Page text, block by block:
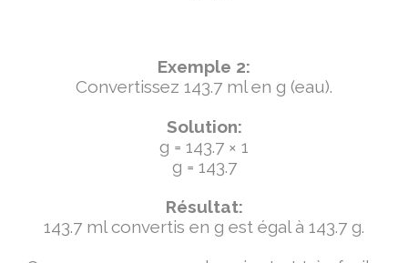
Exemple 2:
Convertissez 143.7 ml en g (eau).
Solution:
g = 143.7 × 1
g = 143.7
Résultat:
143.7 ml convertis en g est égal à 143.7 g.